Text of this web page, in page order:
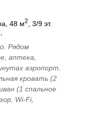
48 м2
, 3/9 эт.
Рядом
аптека,
аэропорт.
кровать (2
(1 спальное
Wi-Fi,